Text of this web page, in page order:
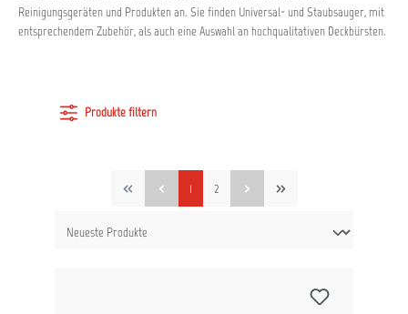
Reinigungsgeräten und Produkten an. Sie finden Universal- und Staubsauger, mit
entsprechendem Zubehör, als auch eine Auswahl an hochqualitativen Deckbürsten.
Produkte filtern
1 2